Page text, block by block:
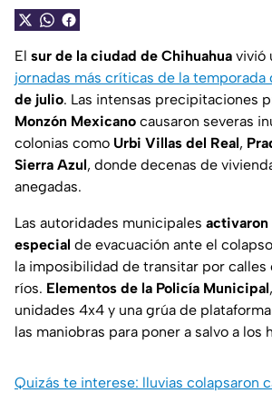
El sur de la ciudad de Chihuahua vivió
jornadas más críticas de la temporada
de julio. Las intensas precipitaciones
Monzón Mexicano causaron severas
colonias como Urbi Villas del Real,
Sierra Azul, donde decenas de
anegadas.
Las autoridades municipales activaron
especial de evacuación ante el
la imposibilidad de transitar por calles
ríos. Elementos de la Policía Municipal
unidades 4x4 y una grúa de
las maniobras para poner a salvo a los
Quizás te interese: lluvias colapsaron